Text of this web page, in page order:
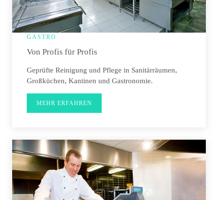
GASTRO
Von Profis für Profis
Geprüfte Reinigung und Pflege in Sanitärräumen,
Großküchen, Kantinen und Gastronomie.
MEHR ERFAHREN